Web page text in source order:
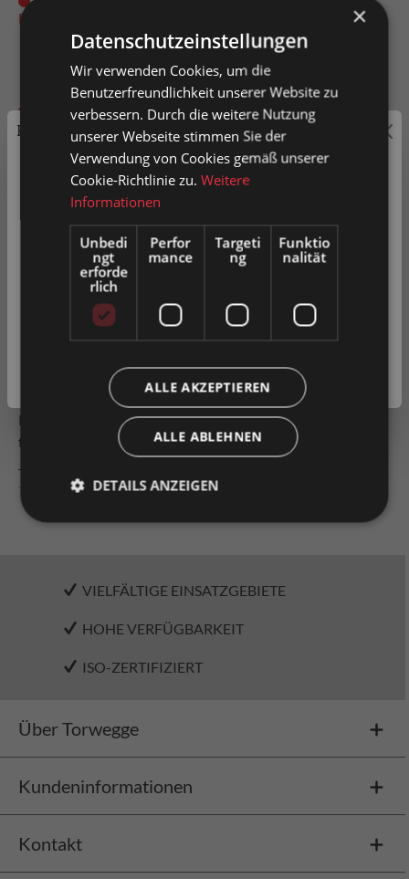
Derzeit nicht auf Lager. Mögliches Lieferdatum: 07.09.2026
In den Warenkorb
Artikel-Nr.0026876
Zum Merkzettel hinzufügen
Produkt vergleichen
Laufrolle aus massiven verzinkten Stahl mit einem
Kugellager , halbrunder Nut und Achse. Leichtgängig auf
flachen Stahl-Lauf…
Mehr
Technische Daten
VIELFÄLTIGE EINSATZGEBIETE
HOHE VERFÜGBARKEIT
ISO-ZERTIFIZIERT
Über Torwegge
Kundeninformationen
Kontakt
Preisauszeichnung
Privatkunden können Preise mit MwSt. (brutto) und
Geschäftskunden Preise ohne MwSt. (netto) angezeigt
werden.
Bitte wählen Sie Ihre bevorzugte Einstellung:
Privatkunde
Geschäftskunde( exkl. MwSt. )
×
Datenschutzeinstellungen
Wir verwenden Cookies, um die
Benutzerfreundlichkeit unserer Website zu
verbessern. Durch die weitere Nutzung
unserer Webseite stimmen Sie der
Verwendung von Cookies gemäß unserer
Cookie-Richtlinie zu.Weitere
Informationen
Unbedi
ngt
erforde
rlich
Perfor
mance
Targeti
ng
Funktio
nalität
ALLE AKZEPTIEREN
ALLE ABLEHNEN
DETAILS ANZEIGEN